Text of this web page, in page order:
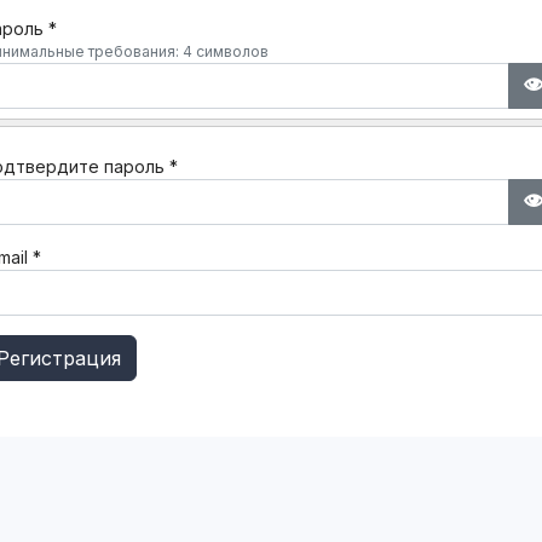
*
требования: 4 символов
пароль *
*